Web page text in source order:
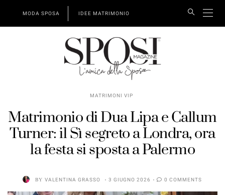
MODA SPOSA IDEE MATRIMONIO
MATRIMONI VIP
Matrimonio di Dua Lipa e Callum
Turner: il Sì segreto a Londra, ora
la festa si sposta a Palermo
BY VALENTINA GRASSO 3 GIUGNO 2026 0 COMMENTS